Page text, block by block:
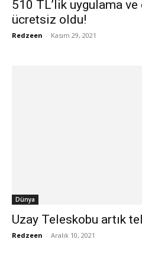
510 TL’lik uygulama
ücretsiz oldu!
Redzeen - Kasım 29, 2021
Dünya
Uzay Teleskobu artık
Redzeen - Aralık 10, 2021